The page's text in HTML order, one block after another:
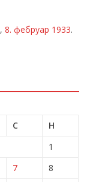
,8. фебруар 1933.
С
Н
1
7
8